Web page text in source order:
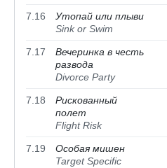
7.16
Утопай или плыви
Sink or Swim
7.17
Вечеринка в честь
развода
Divorce Party
7.18
Рискованный
полет
Flight Risk
7.19
Особая мишен
Target Specific